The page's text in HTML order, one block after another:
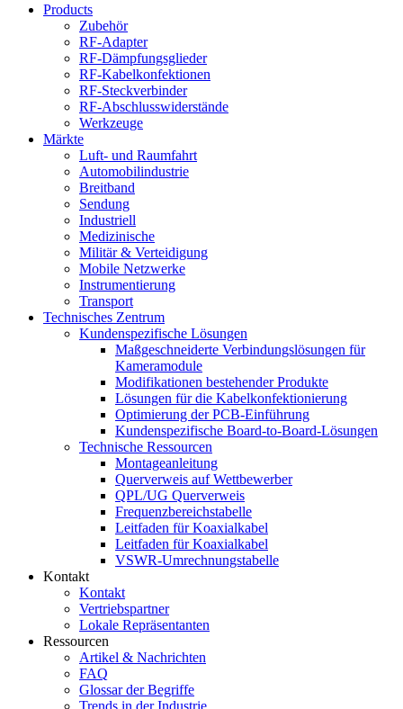
Products
Zubehör
RF-Adapter
RF-Dämpfungsglieder
RF-Kabelkonfektionen
RF-Steckverbinder
RF-Abschlusswiderstände
Werkzeuge
Märkte
Luft- und Raumfahrt
Automobilindustrie
Breitband
Sendung
Industriell
Medizinische
Militär & Verteidigung
Mobile Netzwerke
Instrumentierung
Transport
Technisches Zentrum
Kundenspezifische Lösungen
Maßgeschneiderte Verbindungslösungen für
Kameramodule
Modifikationen bestehender Produkte
Lösungen für die Kabelkonfektionierung
Optimierung der PCB-Einführung
Kundenspezifische Board-to-Board-Lösungen
Technische Ressourcen
Montageanleitung
Querverweis auf Wettbewerber
QPL/UG Querverweis
Frequenzbereichstabelle
Leitfaden für Koaxialkabel
Leitfaden für Koaxialkabel
VSWR-Umrechnungstabelle
Kontakt
Kontakt
Vertriebspartner
Lokale Repräsentanten
Ressourcen
Artikel & Nachrichten
FAQ
Glossar der Begriffe
Trends in der Industrie